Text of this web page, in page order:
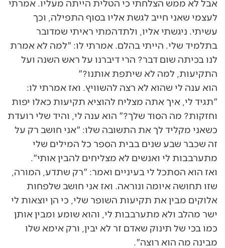
אבל לא ממש הצלחתי כי הטלית הייתה מעליו. אמרתי
לעצמי שאני חייב לגשת אליו בסוף התפילה, וכך
עשיתי. ניגשתי אליו, ולתדהמתי ראיתי שמדובר
בתלמיד שלי. הייתי בהלם. אמרתי לו: "למה לא אמרת
לנו בכיתה שום דבר? הרי דיברנו על ראש השנה ועל
התקיעות, למה לא שיתפת אותנו?"
הוא ענה לי שהוא לא רצה להשוויץ. ואז אמרתי לו:
"תגיד לי, איך אתה מצליח להוציא תקיעות כאלו יפות
וחזקות? מה הסוד שלך?" הוא ענה לי, והיד שלי רועדת
כשאני מקליד לך את התשובה שלו: "אני חושב רק על
זה שכבר שבע שנים בבית הספר כל המילים שלי
מתערבבות לי ואנשים לא מצליחים להבין אותי".
ואז הוא הסתכל לי בעיניים ואמר: "רק שתדע, המורה,
שזו תחושה איומה ונוראה. ואז אני חושב שלפחות
אלוקים מבין את תקיעות השופר שלי, כי הן יוצאות לי
ישר מהלב ולא מתערבבות לי, והוא שומע ומבין אותן
כמו בכי של תינוק שאדם זר לא יבין, ורק אימא שלו
מבינה מה הוא רוצה".